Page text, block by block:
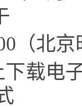
（北
下载电